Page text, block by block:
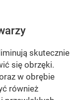
skutecznie
się obrzęki.
w obrębie
również